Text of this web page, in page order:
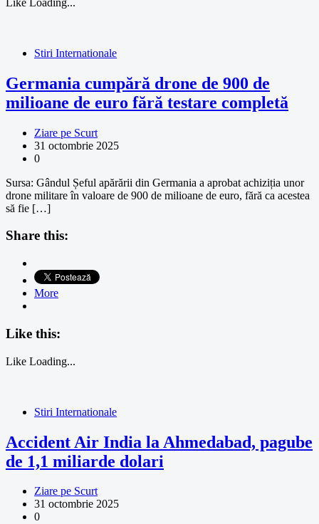
Like Loading...
Stiri Internationale
Germania cumpără drone de 900 de
milioane de euro fără testare completă
Ziare pe Scurt
31 octombrie 2025
0
Sursa: Gândul Șeful apărării din Germania a aprobat achiziția unor
drone militare în valoare de 900 de milioane de euro, fără ca acestea
să fie […]
Share this:
More
Like this:
Like Loading...
Stiri Internationale
Accident Air India la Ahmedabad, pagube
de 1,1 miliarde dolari
Ziare pe Scurt
31 octombrie 2025
0